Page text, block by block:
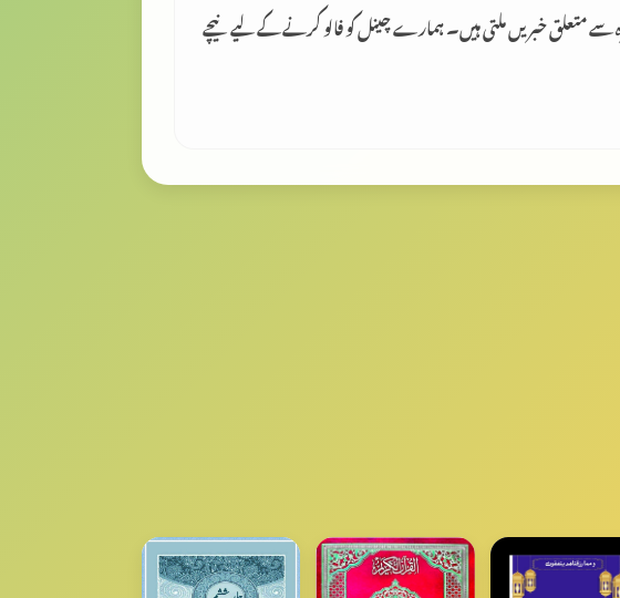
متعلق خبریں ملتی ہیں۔ ہمارے چینل کو فالو کرنے کے لیے نیچے